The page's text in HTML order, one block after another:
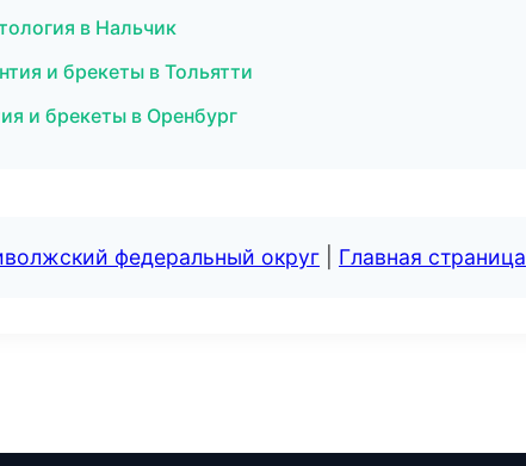
в Нальчик
и брекеты в Тольятти
и брекеты в Оренбург
федеральный округ Главная страница